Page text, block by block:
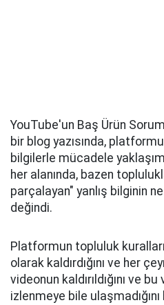
YouTube'un Baş Ürün
bir blog yazısında,
bilgilerle mücadele
her alanında, bazen
parçalayan" yanlış bilginin
değindi.
Platformun topluluk
olarak kaldırdığını ve her
videonun kaldırıldığını ve
izlenmeye bile